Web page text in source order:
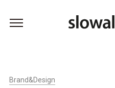
Brand&Design